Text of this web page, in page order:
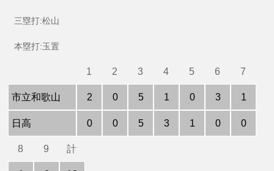
三塁打:松山
本塁打:玉置
市立和歌山
日高
1
2
0
2
0
0
3
5
5
4
1
3
5
0
1
6
3
0
7
1
0
8 9 計